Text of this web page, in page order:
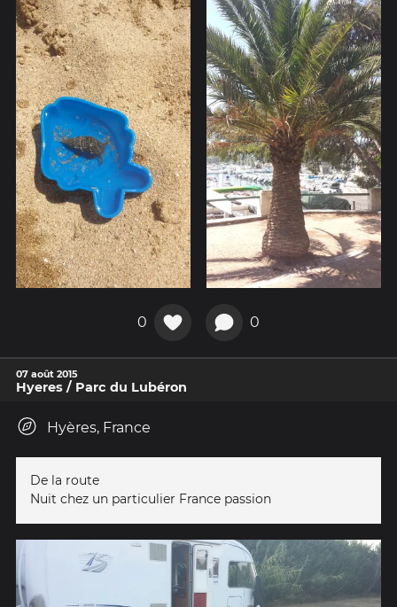
0 0
07 août 2015
Hyeres / Parc du Lubéron
Hyères, France
De la route
Nuit chez un particulier France passion